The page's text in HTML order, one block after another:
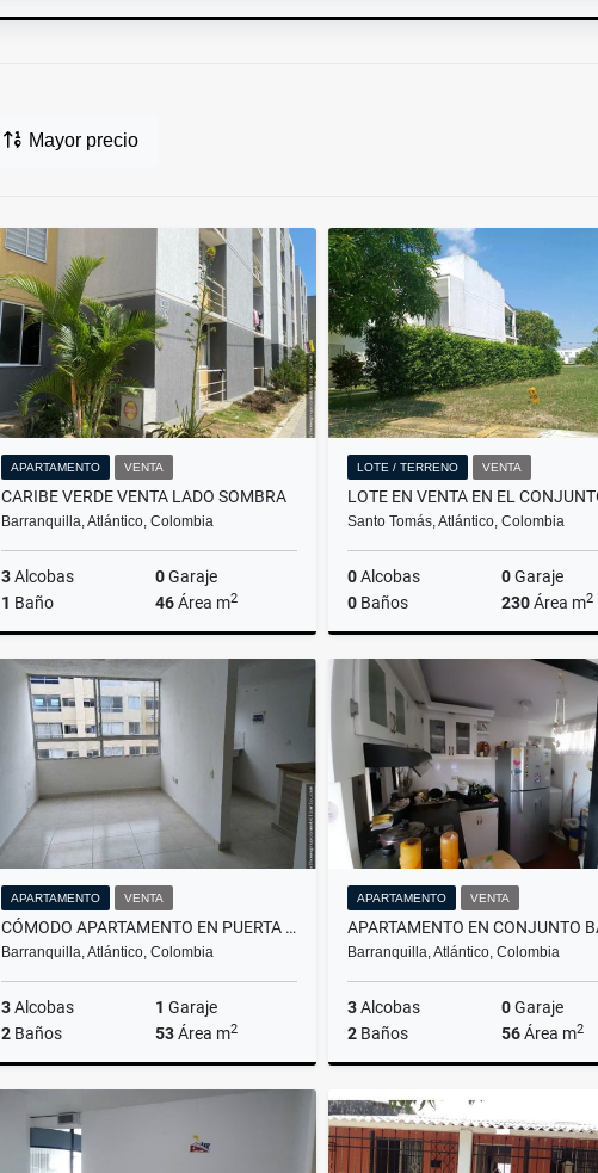
Mayor precio
APARTAMENTO VENTA
CARIBE VERDE VENTA LADO SOMBRA
Barranquilla, Atlántico, Colombia
3Alcobas 0Garaje
1 Baño 46Área m2
$110.000.000
LOTE / TERRENO VENTA
Santo Tomás, Atlántico, Colombia
0Alcobas 0Garaje
0 Baños 230Área m2
APARTAMENTO VENTA
CÓMODO APARTAMENTO EN PUERTA DORADA
Barranquilla, Atlántico, Colombia
3Alcobas 1 Garaje
2Baños 53Área m2
APARTAMENTO VENTA
Barranquilla, Atlántico, Colombia
3Alcobas 0Garaje
2 Baños 56Área m2